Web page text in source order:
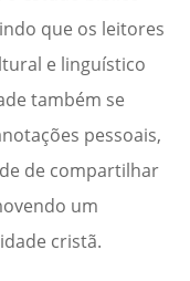
que os leitores
e linguístico
também se
pessoais,
de compartilhar
um
cristã.